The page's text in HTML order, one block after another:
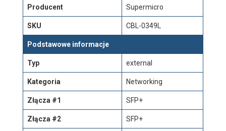
Producent Supermicro
SKU CBL-0349L
Podstawowe informacje
Typ external
Kategoria Networking
Złącza #1 SFP+
Złącza #2 SFP+